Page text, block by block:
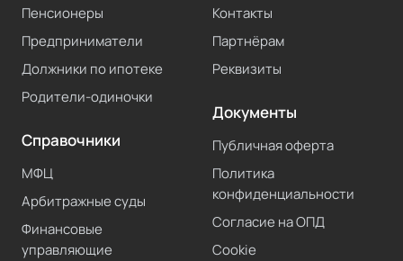
Пенсионеры
Предприниматели
Должники по ипотеке
Родители-одиночки
Справочники
МФЦ
Арбитражные суды
Финансовые
управляющие
Контакты
Партнёрам
Реквизиты
Документы
Публичная оферта
Политика
конфиденциальности
Согласие на ОПД
Cookie